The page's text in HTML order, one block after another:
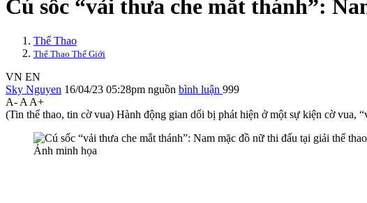
Cú sốc “vải thưa che mắt thánh”:
Thể Thao
Thể Thao Thế Giới
VN EN
Sky Nguyen 16/04/23 05:28pm nguồn bình luận 999
A- A A+
(Tin thể thao, tin cờ vua) Hành động gian dối bị phát hiện ở một sự kiện cờ vua,
Ảnh minh họa